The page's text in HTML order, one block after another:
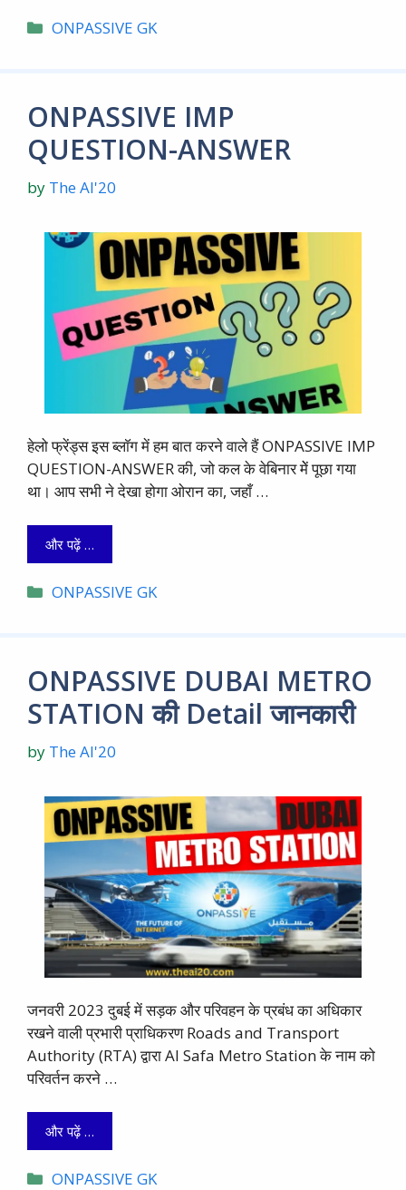
Categories
ONPASSIVE GK
ONPASSIVE IMP
QUESTION-ANSWER
by The AI'20
हेलो फ्रेंड्स इस ब्लाॅग में हम बात करने वाले हैं ONPASSIVE IMP
QUESTION-ANSWER की, जो कल के वेबिनार मेें पूछा गया
था। आप सभी ने देखा होगा ओरान का, जहाँ …
और पढ़ें …
Categories
ONPASSIVE GK
ONPASSIVE DUBAI METRO
STATION की Detail जानकारी
by The AI'20
जनवरी 2023 दुबई में सड़क और परिवहन के प्रबंध का अधिकार
रखने वाली प्रभारी प्राधिकरण Roads and Transport
Authority (RTA) द्वारा Al Safa Metro Station के नाम को
परिवर्तन करने …
और पढ़ें …
Categories
ONPASSIVE GK